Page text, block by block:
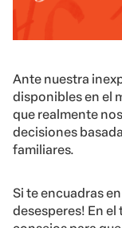
Ante nuestra
disponibles en el
que realmente
decisiones
familiares.
Si te encuadras
desesperes! En